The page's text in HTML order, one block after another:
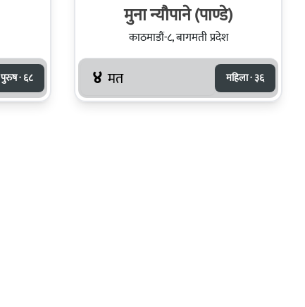
पुरुष · ६८
मुना न्यौपाने (पाण्डे)
काठमाडौं-८, बागमती प्रदेश
४ मत महिला · ३६